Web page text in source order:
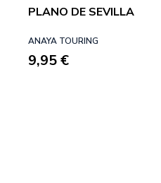
PLANO DE SEVILLA
ANAYA TOURING
9,95 €